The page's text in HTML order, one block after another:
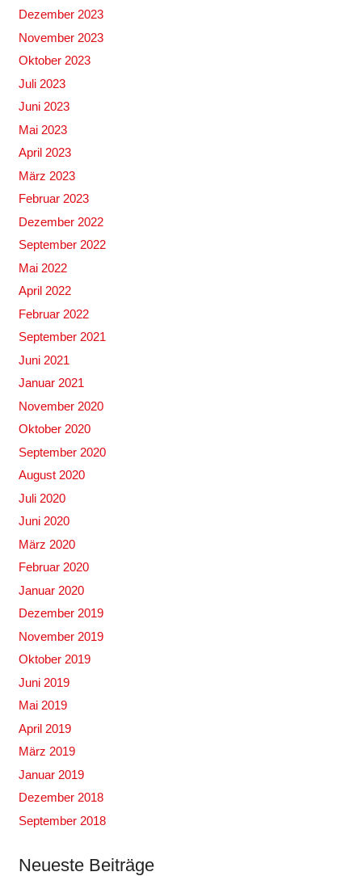
Dezember 2023
November 2023
Oktober 2023
Juli 2023
Juni 2023
Mai 2023
April 2023
März 2023
Februar 2023
Dezember 2022
September 2022
Mai 2022
April 2022
Februar 2022
September 2021
Juni 2021
Januar 2021
November 2020
Oktober 2020
September 2020
August 2020
Juli 2020
Juni 2020
März 2020
Februar 2020
Januar 2020
Dezember 2019
November 2019
Oktober 2019
Juni 2019
Mai 2019
April 2019
März 2019
Januar 2019
Dezember 2018
September 2018
Neueste Beiträge